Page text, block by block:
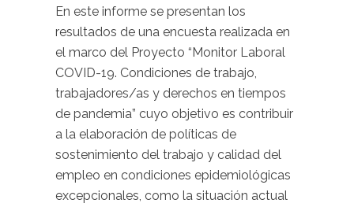
En este informe se presentan los
resultados de una encuesta realizada en
el marco del Proyecto “Monitor Laboral
COVID-19. Condiciones de trabajo,
trabajadores/as y derechos en tiempos
de pandemia” cuyo objetivo es contribuir
a la elaboración de políticas de
sostenimiento del trabajo y calidad del
empleo en condiciones epidemiológicas
excepcionales, como la situación actual